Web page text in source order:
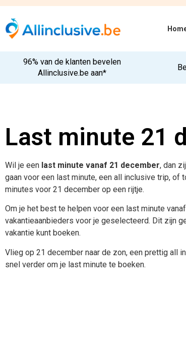
96% van de klanten bevelen
Allinclusive.be aan*
Last minute 21
Wil je een last minute vanaf 21 december, dan
gaan voor een last minute, een all inclusive trip,
minutes voor 21 december op een rijtje.
Om je het best te helpen voor een last minute
vakantieaanbieders voor je geselecteerd. Dit zijn
vakantie kunt boeken.
Vlieg op 21 december naar de zon, een prettig all
snel verder om je last minute te boeken.